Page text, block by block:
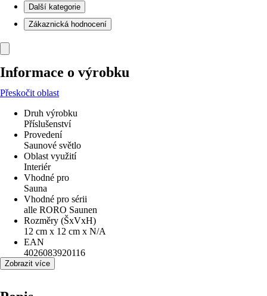
Další kategorie
Zákaznická hodnocení
Informace o výrobku
Přeskočit oblast
Druh výrobku
Příslušenství
Provedení
Saunové světlo
Oblast využití
Interiér
Vhodné pro
Sauna
Vhodné pro sérii
alle RORO Saunen
Rozměry (ŠxVxH)
12 cm x 12 cm x N/A
EAN
4026083920116
Zobrazit více